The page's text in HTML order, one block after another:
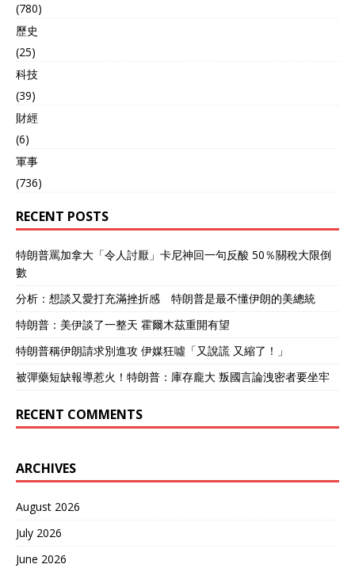
(780)
歷史
(25)
科技
(39)
財經
(6)
軍事
(736)
RECENT POSTS
特朗普罵加拿大「令人討厭」卡尼神回一句反酸 50％關稅大限倒
數
分析：想談又愛打充滿挫折感 特朗普是最不懂伊朗的美總統
特朗普：美伊談了一整天 霍爾木茲重開有望
特朗普稱伊朗請求別進攻 伊媒狂噓「又說謊 又縮了！」
被彈藥短缺報導惹火！特朗普：庫存龐大 叛國言論洩密者要坐牢
RECENT COMMENTS
ARCHIVES
August 2026
July 2026
June 2026